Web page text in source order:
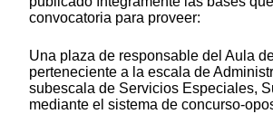
convocatoria para proveer:
Una plaza de responsable del Aula
perteneciente a la escala de
subescala de Servicios Especiales,
mediante el sistema de concurso-